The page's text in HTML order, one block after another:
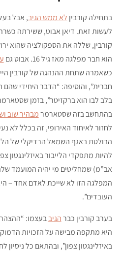
בתחילה קורבין לא ממש הגיב, אבל
לעשות זאת. דיאן אבוט, ששירתה
קורבין, שללה את הספקולציה שהוא
הוא חבר מפלגה מאז גיל 16. אבוט גם
כשאמרה שתחת ההנהגה של קורבין
חברית”, והוסיפה: “הדבר היחידי שהם
בלב לבו הוא ברקזיטר”, בזמן
בהתחשב בזה שסטארמרמבהיר שוב
לחזור לאיחוד האירופי, זה בכלל לא
הבולטת באגף השמאל הרדיקלי של
להיות מתפקדי הלייבור באיזלינגטון
אב”מ) שמחליטים מי יהיה המועמד
המפלגה הזו לא שייכת לאדם אחד –
העובדים”.
בערב קורבין כברהגיבבעצמו:
היא מתקפה מבישה על הזכויות
באיזלינגטון צפון”, ובהתאם כל